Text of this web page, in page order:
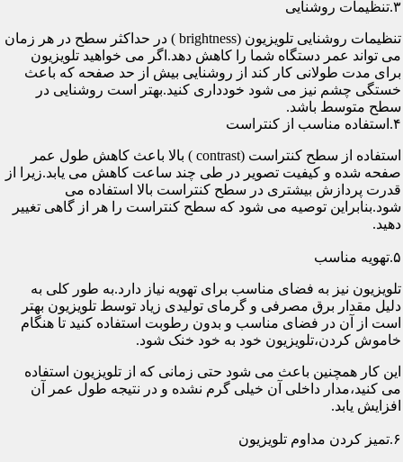
۳.تنظیمات روشنایی
تنظیمات روشنایی تلویزیون (brightness ) در حداکثر سطح در هر زمان
می تواند عمر دستگاه شما را کاهش دهد.اگر می خواهید تلویزیون
برای مدت طولانی کار کند از روشنایی بیش از حد صفحه که باعث
خستگی چشم نیز می شود خودداری کنید.بهتر است روشنایی در
سطح متوسط باشد.
۴.استفاده مناسب از کنتراست
استفاده از سطح کنتراست (contrast ) بالا باعث کاهش طول عمر
صفحه شده و کیفیت تصویر در طی چند ساعت کاهش می یابد.زیرا از
قدرت پردازش بیشتری در سطح کنتراست بالا استفاده می
شود.بنابراین توصیه می شود که سطح کنتراست را هر از گاهی تغییر
دهید.
۵.تهویه مناسب
تلویزیون نیز به فضای مناسب برای تهویه نیاز دارد.به طور کلی به
دلیل مقدار برق مصرفی و گرمای تولیدی زیاد توسط تلویزیون بهتر
است از آن در فضای مناسب و بدون رطوبت استفاده کنید تا هنگام
خاموش کردن،تلویزیون خود به خود خنک شود.
این کار همچنین باعث می شود حتی زمانی که از تلویزیون استفاده
می کنید،مدار داخلی آن خیلی گرم نشده و در نتیجه طول عمر آن
افزایش یابد.
۶.تمیز کردن مداوم تلویزیون